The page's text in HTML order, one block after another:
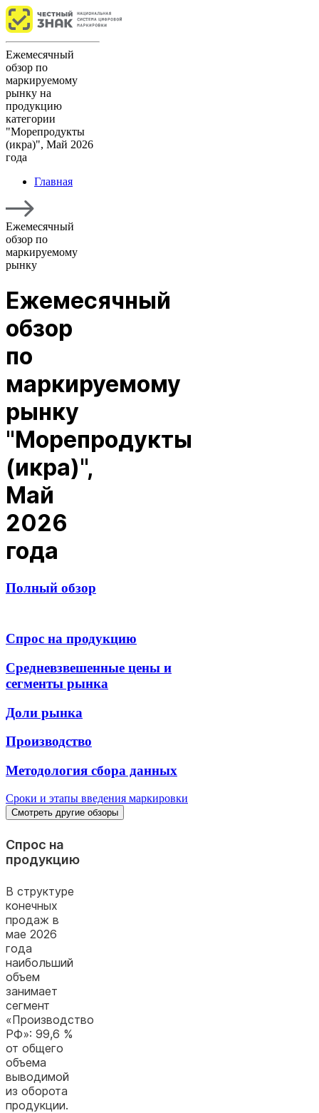
Ежемесячный
обзор по
маркируемому
рынку на
продукцию
категории
"Морепродукты
(икра)", Май 2026
года
Главная
Ежемесячный
обзор по
маркируемому
рынку
Ежемесячный
обзор
по
маркируемому
рынку
"Морепродукты
(икра)",
Май
2026
года
Полный обзор
Спрос на продукцию
Средневзвешенные цены и
сегменты рынка
Доли рынка
Производство
Методология сбора данных
Сроки и этапы введения маркировки
Смотреть другие обзоры
Спрос на
продукцию
В структуре
конечных
продаж в
мае 2026
года
наибольший
объем
занимает
сегмент
«Производство
РФ»: 99,6 %
от общего
объема
выводимой
из оборота
продукции.